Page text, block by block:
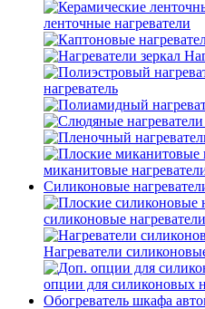
ленточные нагреватели
нагреватель
миканитовые
Силиконовые
силиконовые нагреватели
Нагреватели
опции для силиконовых
Обогреватель шкафа